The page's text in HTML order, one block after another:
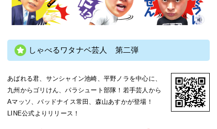
しゃべるワタナベ芸人 第二弾
あばれる君、サンシャイン池崎、平野ノラを中心に、
九州からゴリけん、パラシュート部隊！若手芸人から
Aマッソ、バッドナイス常田、森山あすかが登場！
LINE公式よりリリース！